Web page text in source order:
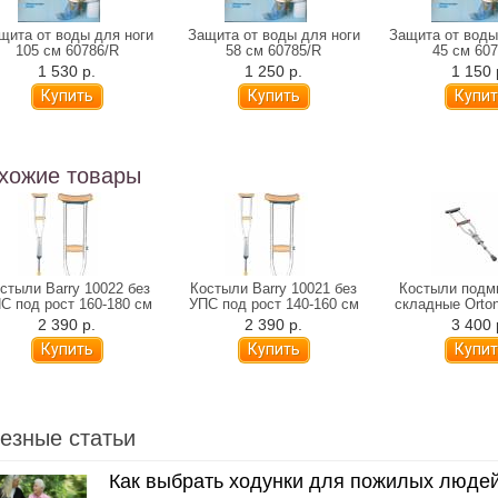
от воды для ноги
105 см 60786/R
1 530 р.
Защита от воды для ноги
58 см 60785/R
1 250 р.
Защита от
45 см
1 150
товары
Barry 10022 без
под рост 160-180 см
2 390 р.
Костыли Barry 10021 без
УПС под рост 140-160 см
2 390 р.
Костыли
складные
(KS
3 400
статьи
Как выбрать ходунки для пожилых